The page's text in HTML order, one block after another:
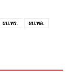
ผบ.ทร.
ผบ.ทอ.